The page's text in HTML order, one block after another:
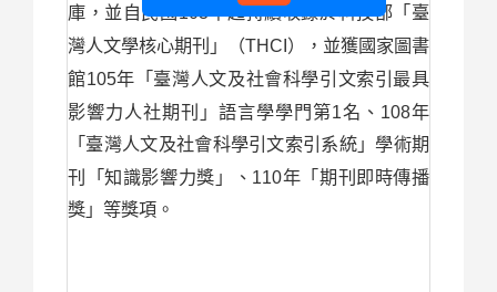
庫，並自民國103年起持續收錄於科技部「臺
灣人文學核心期刊」（THCI），並獲國家圖書
館105年「臺灣人文及社會科學引文索引最具
影響力人社期刊」語言學學門第1名、 108年
「臺灣人文及社會科學引文索引系統」學術期
刊「知識影響力獎」、 110年「期刊即時傳播
獎」等獎項。